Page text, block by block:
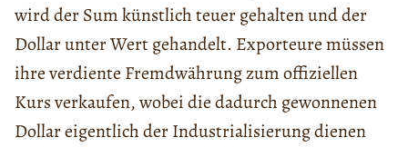
wird der Sum künstlich teuer gehalten und der
Dollar unter Wert gehandelt. Exporteure müssen
ihre verdiente Fremdwährung zum offiziellen
Kurs verkaufen, wobei die dadurch gewonnenen
Dollar eigentlich der Industrialisierung dienen